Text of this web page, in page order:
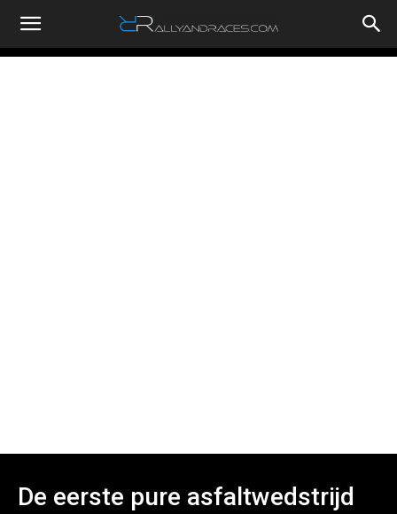
RallyandRaces.com
De eerste pure asfaltwedstrijd